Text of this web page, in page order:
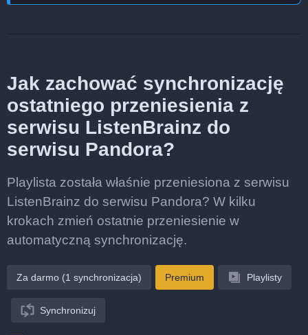
Jak zachować synchronizację
ostatniego przeniesienia z
serwisu ListenBrainz do
serwisu Pandora?
Playlista została właśnie przeniesiona z serwisu
ListenBrainz do serwisu Pandora? W kilku
krokach zmień ostatnie przeniesienie w
automatyczną synchronizację.
Za darmo (1 synchronizacja) Premium Playlisty
Synchronizuj